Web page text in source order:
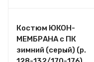
Костюм ЮКОН-
МЕМБРАНА с ПК
зимний (серый) (р.